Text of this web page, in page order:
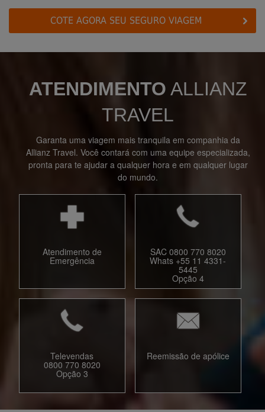
COTE AGORA SEU SEGURO VIAGEM
ATENDIMENTO ALLIANZ
TRAVEL
Garanta uma viagem mais tranquila em companhia da
Allianz Travel. Você contará com uma equipe especializada,
pronta para te ajudar a qualquer hora e em qualquer lugar
do mundo.
Atendimento de
Emergência
SAC 0800 770 8020
Whats +55 11 4331-
5445
Opção 4
Televendas
0800 770 8020
Opção 3
Reemissão de apólice